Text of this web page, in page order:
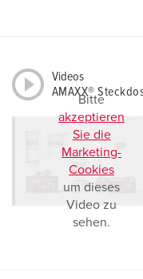
Videos
AMAXX®
Bitte
akzeptieren
Sie die
Marketing-
Cookies
um dieses
Video zu
sehen.